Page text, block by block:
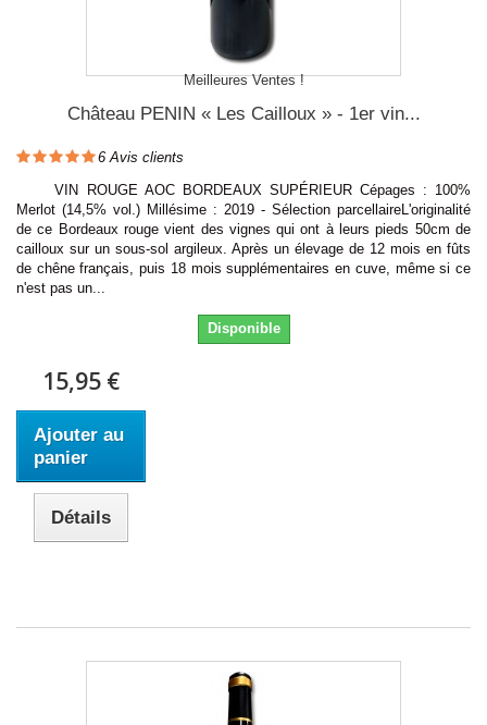
Meilleures Ventes !
Château PENIN « Les Cailloux » - 1er vin...
6 Avis clients
VIN ROUGE AOC BORDEAUX SUPÉRIEUR Cépages : 100%
Merlot (14,5% vol.) Millésime : 2019 - Sélection parcellaireL'originalité
de ce Bordeaux rouge vient des vignes qui ont à leurs pieds 50cm de
cailloux sur un sous-sol argileux. Après un élevage de 12 mois en fûts
de chêne français, puis 18 mois supplémentaires en cuve, même si ce
n'est pas un...
Disponible
15,95 €
Ajouter au
panier
Détails